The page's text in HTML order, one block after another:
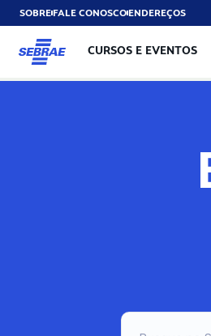
SOBREFALE CONOSCOENDEREÇOS
CURSOS E EVENTOS